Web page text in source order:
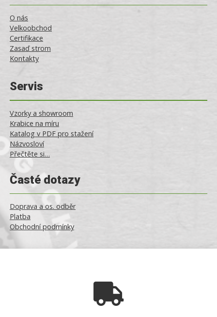
O nás
Velkoobchod
Certifikace
Zasaď strom
Kontakty
Servis
Vzorky a showroom
Krabice na míru
Katalog v PDF pro stažení
Názvosloví
Přečtěte si…
Časté dotazy
Doprava a os. odběr
Platba
Obchodní podmínky